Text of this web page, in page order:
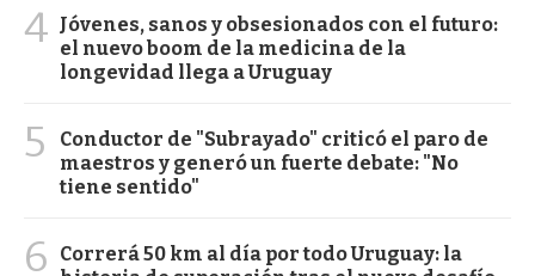
4 Jóvenes, sanos y obsesionados con el futuro:
el nuevo boom de la medicina de la
longevidad llega a Uruguay
5
Conductor de "Subrayado" criticó el paro de
maestros y generó un fuerte debate: "No
tiene sentido"
6
Correrá 50 km al día por todo Uruguay: la